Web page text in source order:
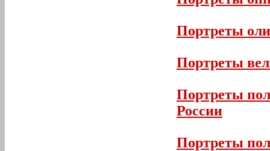
Портреты
Портреты
Портреты
России
Портреты